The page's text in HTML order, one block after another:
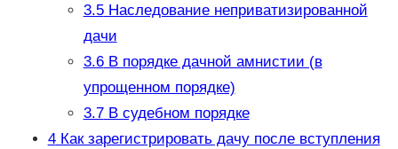
3.5Наследование неприватизированной
дачи
3.6В порядке дачной амнистии (в
упрощенном порядке)
3.7В судебном порядке
4Как зарегистрировать дачу после вступления